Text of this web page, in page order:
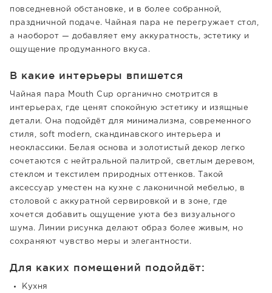
повседневной обстановке, и в более собранной,
праздничной подаче. Чайная пара не перегружает стол,
а наоборот — добавляет ему аккуратность, эстетику и
ощущение продуманного вкуса.
В какие интерьеры впишется
Чайная пара Mouth Cup органично смотрится в
интерьерах, где ценят спокойную эстетику и изящные
детали. Она подойдёт для минимализма, современного
стиля, soft modern, скандинавского интерьера и
неоклассики. Белая основа и золотистый декор легко
сочетаются с нейтральной палитрой, светлым деревом,
стеклом и текстилем природных оттенков. Такой
аксессуар уместен на кухне с лаконичной мебелью, в
столовой с аккуратной сервировкой и в зоне, где
хочется добавить ощущение уюта без визуального
шума. Линии рисунка делают образ более живым, но
сохраняют чувство меры и элегантности.
Для каких помещений подойдёт:
Кухня